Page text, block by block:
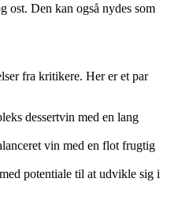
ost. Den kan også nydes som
fra kritikere. Her er et par
dessertvin med en lang
vin med en flot frugtig
potentiale til at udvikle sig i